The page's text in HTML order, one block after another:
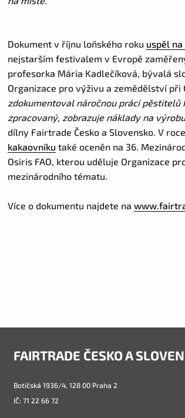
Dokument v říjnu loňského roku uspěl
nejstarším festivalem v Evropě
profesorka Mária Kadlečíková, bývalá
Organizace pro výživu a zemědělství při
zdokumentoval náročnou práci
zpracovaný, zobrazuje náklady na
dílny Fairtrade Česko a Slovensko. V
kakaovníku také oceněn na 36.
Osiris FAO, kterou uděluje Organizace
mezinárodního tématu.
Více o dokumentu najdete na
FAIRTRADE ČESKO A
Botičská 1936/4, 128 00 Praha 2
IČ: 71 22 66 72